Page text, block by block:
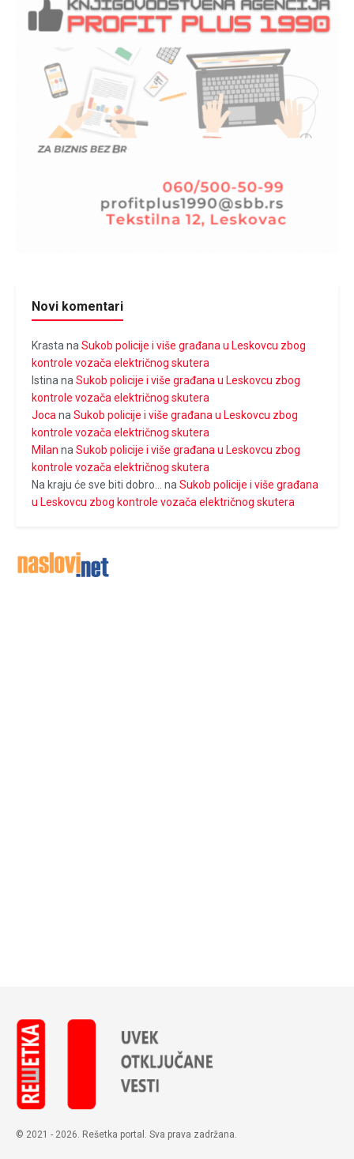
Novi komentari
Krasta na Sukob policije i više građana u Leskovcu zbog
kontrole vozača električnog skutera
Istina na Sukob policije i više građana u Leskovcu zbog
kontrole vozača električnog skutera
Joca na Sukob policije i više građana u Leskovcu zbog
kontrole vozača električnog skutera
Milan na Sukob policije i više građana u Leskovcu zbog
kontrole vozača električnog skutera
Na kraju će sve biti dobro...
na Sukob policije i više građana
u Leskovcu zbog kontrole vozača električnog skutera
© 2021 - 2026. Rešetka portal. Sva prava zadržana.